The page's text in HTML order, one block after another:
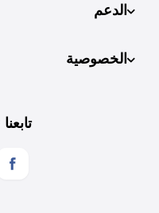
الدعم
الخصوصية